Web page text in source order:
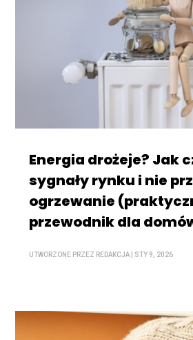
Energia drożeje? Jak
sygnały rynku i nie
ogrzewanie
przewodnik dla
UTWORZONE PRZEZ REDAKCJA STY 9, 2026